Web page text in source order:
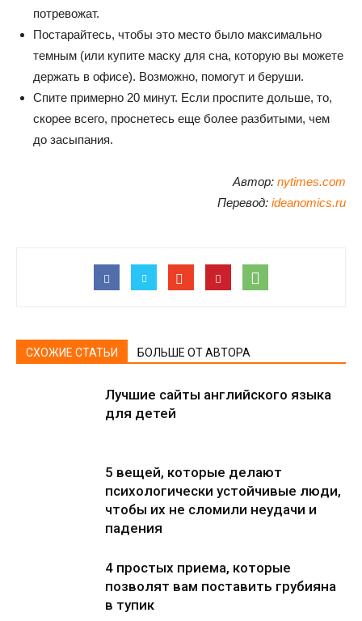
потревожат.
Постарайтесь, чтобы это место было максимально
темным (или купите маску для сна, которую вы можете
держать в офисе). Возможно, помогут и беруши.
Спите примерно 20 минут. Если проспите дольше, то,
скорее всего, проснетесь еще более разбитыми, чем
до засыпания.
Автор: nytimes.com
Перевод: ideanomics.ru
СХОЖИЕ СТАТЬИ БОЛЬШЕ ОТ АВТОРА
Лучшие сайты английского языка
для детей
5 вещей, которые делают
психологически устойчивые люди,
чтобы их не сломили неудачи и
падения
4 простых приема, которые
позволят вам поставить грубияна
в тупик